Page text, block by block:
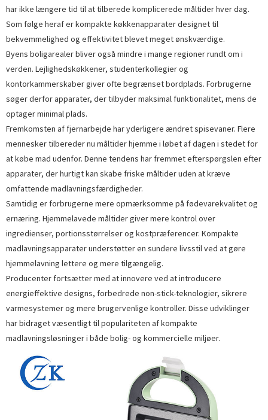
har ikke længere tid til at tilberede komplicerede måltider hver dag.
Som følge heraf er kompakte køkkenapparater designet til
bekvemmelighed og effektivitet blevet meget ønskværdige.
Byens boligarealer bliver også mindre i mange regioner rundt om i
verden. Lejlighedskøkkener, studenterkollegier og
kontorkammerskaber giver ofte begrænset bordplads. Forbrugerne
søger derfor apparater, der tilbyder maksimal funktionalitet, mens de
optager minimal plads.
Fremkomsten af ​​fjernarbejde har yderligere ændret spisevaner. Flere
mennesker tilbereder nu måltider hjemme i løbet af dagen i stedet for
at købe mad udenfor. Denne tendens har fremmet efterspørgslen efter
apparater, der hurtigt kan skabe friske måltider uden at kræve
omfattende madlavningsfærdigheder.
Samtidig er forbrugerne mere opmærksomme på fødevarekvalitet og
ernæring. Hjemmelavede måltider giver mere kontrol over
ingredienser, portionsstørrelser og kostpræferencer. Kompakte
madlavningsapparater understøtter en sundere livsstil ved at gøre
hjemmelavning lettere og mere tilgængelig.
Producenter fortsætter med at innovere ved at introducere
energieffektive designs, forbedrede non-stick-teknologier, sikrere
varmesystemer og mere brugervenlige kontroller. Disse udviklinger
har bidraget væsentligt til populariteten af ​​kompakte
madlavningsløsninger i både bolig- og kommercielle miljøer.